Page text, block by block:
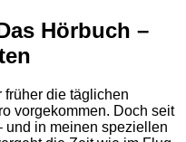
Hörbuch –
die täglichen
vorgekommen. Doch seit
und in meinen speziellen